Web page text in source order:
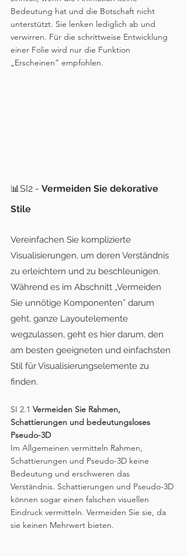
Bedeutung hat und die Botschaft nicht
unterstützt. Sie lenken lediglich ab und
verwirren. Für die schrittweise Entwicklung
einer Folie wird nur die Funktion
„Erscheinen” empfohlen.
📊SI2 - Vermeiden Sie dekorative
Stile
Vereinfachen Sie komplizierte
Visualisierungen, um deren Verständnis
zu erleichtern und zu beschleunigen.
Während es im Abschnitt „Vermeiden
Sie unnötige Komponenten” darum
geht, ganze Layoutelemente
wegzulassen, geht es hier darum, den
am besten geeigneten und einfachsten
Stil für Visualisierungselemente zu
finden.
SI 2.1 Vermeiden Sie Rahmen,
Schattierungen und bedeutungsloses
Pseudo-3D
Im Allgemeinen vermitteln Rahmen,
Schattierungen und Pseudo-3D keine
Bedeutung und erschweren das
Verständnis. Schattierungen und Pseudo-3D
können sogar einen falschen visuellen
Eindruck vermitteln. Vermeiden Sie sie, da
sie keinen Mehrwert bieten.